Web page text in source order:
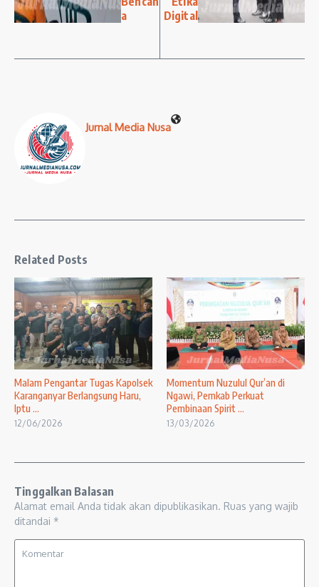
a
Digital
Jurnal Media Nusa
Related Posts
Malam Pengantar Tugas Kapolsek
Karanganyar Berlangsung Haru,
Iptu ...
12/06/2026
Momentum Nuzulul Qur’an di
Ngawi, Pemkab Perkuat
Pembinaan Spirit ...
13/03/2026
Tinggalkan Balasan
Alamat email Anda tidak akan dipublikasikan. Ruas yang wajib
ditandai *